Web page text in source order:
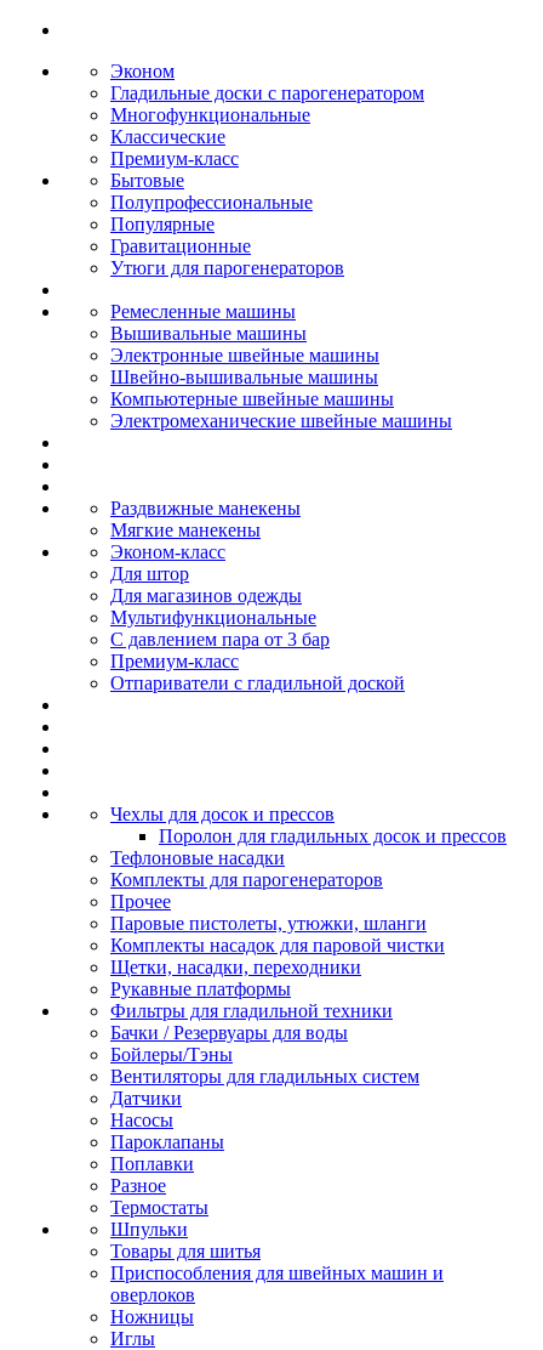
Эконом
Гладильные доски с парогенератором
Многофункциональные
Классические
Премиум-класс
Бытовые
Полупрофессиональные
Популярные
Гравитационные
Утюги для парогенераторов
Ремесленные машины
Вышивальные машины
Электронные швейные машины
Швейно-вышивальные машины
Компьютерные швейные машины
Электромеханические швейные машины
Раздвижные манекены
Мягкие манекены
Эконом-класс
Для штор
Для магазинов одежды
Мультифункциональные
С давлением пара от 3 бар
Премиум-класс
Отпариватели с гладильной доской
Чехлы для досок и прессов
Поролон для гладильных досок и прессов
Тефлоновые насадки
Комплекты для парогенераторов
Прочее
Паровые пистолеты, утюжки, шланги
Комплекты насадок для паровой чистки
Щетки, насадки, переходники
Рукавные платформы
Фильтры для гладильной техники
Бачки / Резервуары для воды
Бойлеры/Тэны
Вентиляторы для гладильных систем
Датчики
Насосы
Пароклапаны
Поплавки
Разное
Термостаты
Шпульки
Товары для шитья
Приспособления для швейных машин и
оверлоков
Ножницы
Иглы